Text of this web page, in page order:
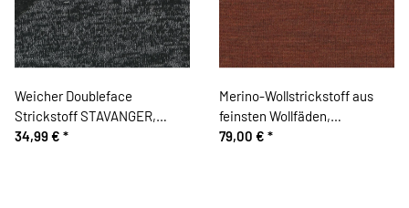
Weicher Doubleface
Strickstoff STAVANGER,
meliert, schwarz-wollweiß,
34,99 € *
Merino-Wollstrickstoff aus
feinsten Wollfäden,
terracottabraun meliert,
79,00 € *